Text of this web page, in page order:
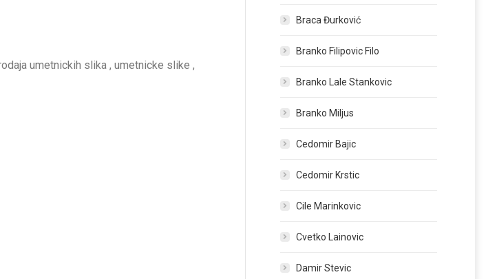
umetnickih slika , umetnicke slike ,
Braca Đurković
Branko Filipovic Filo
Branko Lale Stankovic
Branko Miljus
Cedomir Bajic
Cedomir Krstic
Cile Marinkovic
Cvetko Lainovic
Damir Stevic